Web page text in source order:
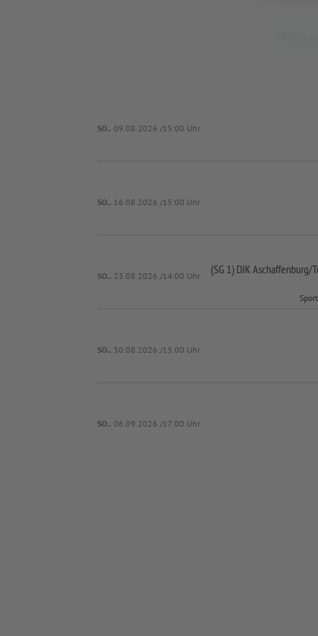
SO.. 09.08.2026 /15:00 Uhr
SO.. 16.08.2026 /15:00 Uhr
SO.. 23.08.2026 /14:00 Uhr (SG 1) DJK Aschaffenburg/
SO.. 30.08.2026 /15:00 Uhr
SO.. 06.09.2026 /17:00 Uhr